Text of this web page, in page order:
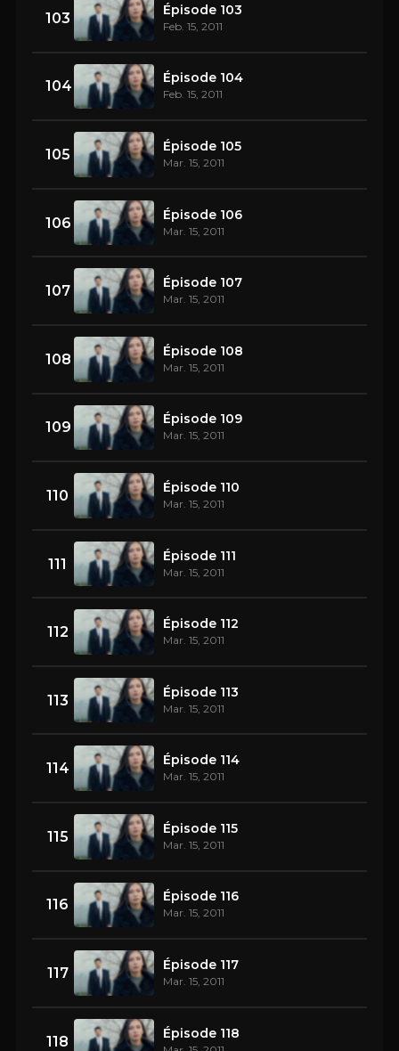
103 Épisode 103
Feb. 15, 2011
104 Épisode 104
Feb. 15, 2011
105 Épisode 105
Mar. 15, 2011
106 Épisode 106
Mar. 15, 2011
107 Épisode 107
Mar. 15, 2011
108 Épisode 108
Mar. 15, 2011
109 Épisode 109
Mar. 15, 2011
110 Épisode 110
Mar. 15, 2011
111 Épisode 111
Mar. 15, 2011
112 Épisode 112
Mar. 15, 2011
113 Épisode 113
Mar. 15, 2011
114 Épisode 114
Mar. 15, 2011
115 Épisode 115
Mar. 15, 2011
116 Épisode 116
Mar. 15, 2011
117 Épisode 117
Mar. 15, 2011
118 Épisode 118